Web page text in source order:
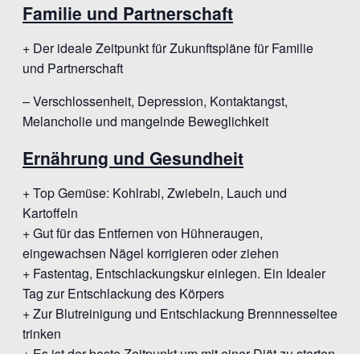
Familie und Partnerschaft
+ Der ideale Zeitpunkt für Zukunftspläne für Familie
und Partnerschaft
– Verschlossenheit, Depression, Kontaktangst,
Melancholie und mangelnde Beweglichkeit
Ernährung und Gesundheit
+ Top Gemüse: Kohlrabi, Zwiebeln, Lauch und
Kartoffeln
+ Gut für das Entfernen von Hühneraugen,
eingewachsen Nägel korrigieren oder ziehen
+ Fastentag, Entschlackungskur einlegen. Ein Idealer
Tag zur Entschlackung des Körpers
+ Zur Blutreinigung und Entschlackung Brennnesseltee
trinken